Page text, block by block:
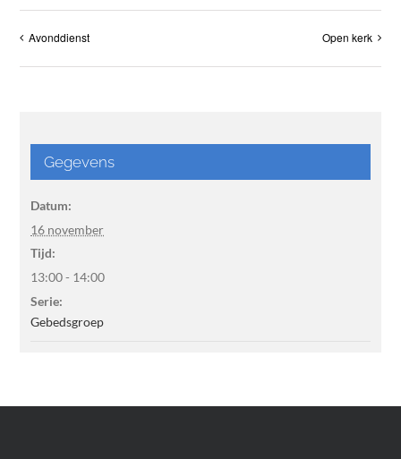
Avonddienst Open kerk
Gegevens
Datum:
16 november
Tijd:
13:00 - 14:00
Serie:
Gebedsgroep